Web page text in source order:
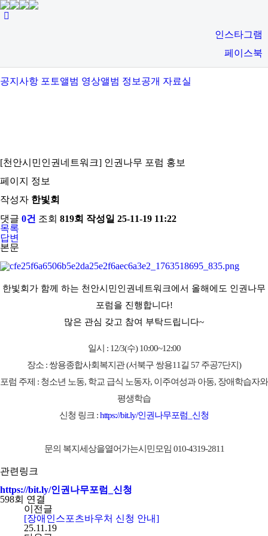
인스타그램
페이스북
공지사항 포토앨범 영상앨범 정보공개 자료실
[천안시민인권네트워크] 인권나무 포럼 홍보
페이지 정보
작성자 한빛회
댓글 0건 조회 819회 작성일 25-11-19 11:22
목록
답변
본문
한빛회가 함께 하는 천안시민인권네트워크에서 올해에도 인권나무
포럼을 진행합니다!
많은 관심 갖고 참여 부탁드립니다~
일시 : 12/3(수) 10:00~12:00
장소 : 쌍용종합사회복지관 (서북구 쌍용11길 57 주공7단지)
포럼 주제 : 청소년 노동, 학교 급식 노동자, 이주여성과 아동, 장애학습자와
평생학습
신청 링크 :https://bit.ly/인권나무포럼_신청
문의 복지세상을열어가는시민모임 010-4319-2811
관련링크
https://bit.ly/인권나무포럼_신청
598회 연결
이전글
[장애인스포츠바우처 신청 안내]
25.11.19